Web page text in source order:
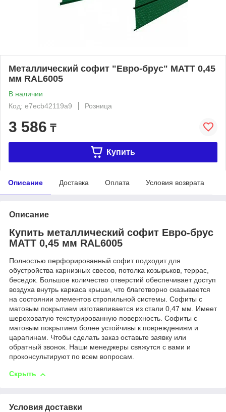
Металлический софит "Евро-брус" МАТТ 0,45
мм RAL6005
В наличии
Код: e7ecb42119a9
Розница
3 586 ₸
Купить
Описание Доставка Оплата Условия возврата
Описание
Купить металлический софит Евро-брус
МАТТ 0,45 мм RAL6005
Полностью перфорированный софит подходит для
обустройства карнизных свесов, потолка козырьков, террас,
беседок. Большое количество отверстий обеспечивает доступ
воздуха внутрь каркаса крыши, что благотворно сказывается
на состоянии элементов стропильной системы. Софиты с
матовым покрытием изготавливается из стали 0,47 мм. Имеет
шероховатую текстурированную поверхность. Софиты с
матовым покрытием более устойчивы к повреждениям и
царапинам. Чтобы сделать заказ оставьте заявку или
обратный звонок. Наши менеджеры свяжутся с вами и
проконсультируют по всем вопросам.
Скрыть
Условия доставки